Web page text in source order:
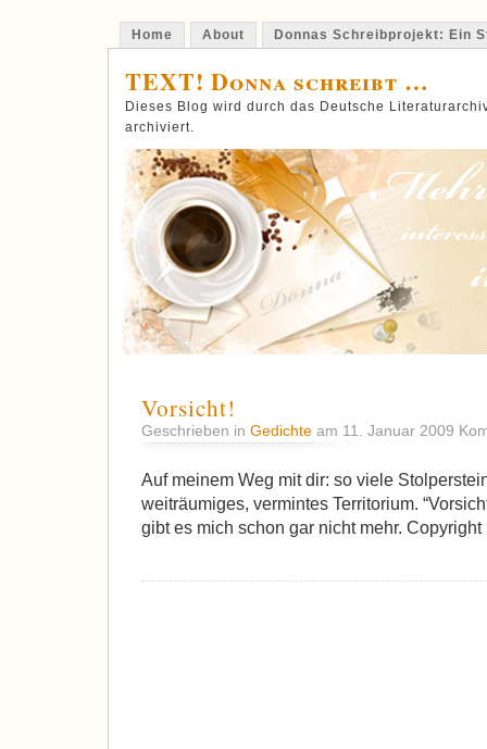
Home About Donnas Schreibprojekt: Ein
TEXT! Donna schreibt …
Dieses Blog wird durch das Deutsche
archiviert.
Vorsicht!
Geschrieben in Gedichte am 11. Januar 2009
Auf meinem Weg mit dir: so viele
weiträumiges, vermintes Territorium.
gibt es mich schon gar nicht mehr.